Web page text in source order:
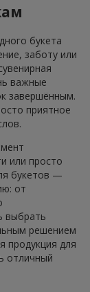
букета
заботу или
важные
завершённым.
приятное
или просто
букетов —
от
выбрать
решением
продукция для
отличный